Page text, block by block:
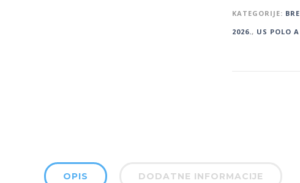
KATEGORIJE:
2026., US POLO
OPIS DODATNE INFORMACIJE